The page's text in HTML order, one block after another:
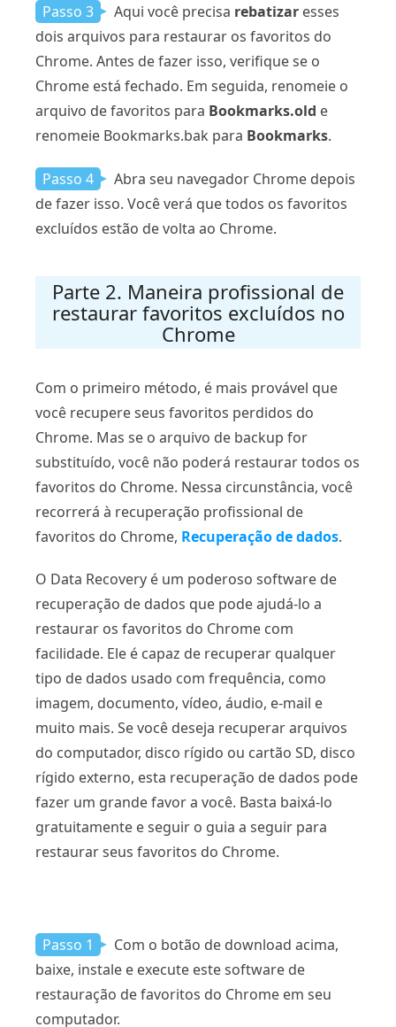
Passo 3 Aqui você precisa rebatizar esses
dois arquivos para restaurar os favoritos do
Chrome. Antes de fazer isso, verifique se o
Chrome está fechado. Em seguida, renomeie o
arquivo de favoritos para Bookmarks.old e
renomeie Bookmarks.bak para Bookmarks.
Passo 4
Abra seu navegador Chrome depois
de fazer isso. Você verá que todos os favoritos
excluídos estão de volta ao Chrome.
Parte 2. Maneira profissional de
restaurar favoritos excluídos no
Chrome
Com o primeiro método, é mais provável que
você recupere seus favoritos perdidos do
Chrome. Mas se o arquivo de backup for
substituído, você não poderá restaurar todos os
favoritos do Chrome. Nessa circunstância, você
recorrerá à recuperação profissional de
favoritos do Chrome, Recuperação de dados.
O Data Recovery é um poderoso software de
recuperação de dados que pode ajudá-lo a
restaurar os favoritos do Chrome com
facilidade. Ele é capaz de recuperar qualquer
tipo de dados usado com frequência, como
imagem, documento, vídeo, áudio, e-mail e
muito mais. Se você deseja recuperar arquivos
do computador, disco rígido ou cartão SD, disco
rígido externo, esta recuperação de dados pode
fazer um grande favor a você. Basta baixá-lo
gratuitamente e seguir o guia a seguir para
restaurar seus favoritos do Chrome.
Passo 1
Com o botão de download acima,
baixe, instale e execute este software de
restauração de favoritos do Chrome em seu
computador.